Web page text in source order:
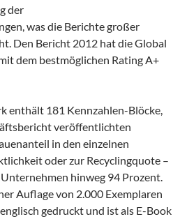
der
was die Berichte großer
Den Bericht 2012 hat die Global
dem bestmöglichen Rating A+
enthält 181 Kennzahlen-Blöcke,
veröffentlichten
in den einzelnen
oder zur Recyclingquote –
hinweg 94 Prozent.
Auflage von 2.000 Exemplaren
gedruckt und ist als E-Book